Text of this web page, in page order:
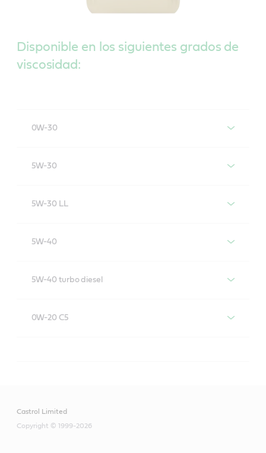
Disponible en los siguientes grados de
viscosidad:
0W-30
Cumple o supera los estándares del mercado:
5W-30
5W-30 LL
5W-40
5W-40 turbo diesel
0W-20 C5
Castrol Limited
Copyright © 1999-2026